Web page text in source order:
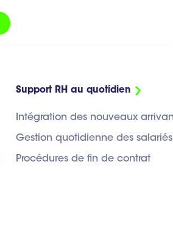
Support RH au quotidien
Intégration des nouveaux
Gestion quotidienne des salariés
Procédures de fin de contrat